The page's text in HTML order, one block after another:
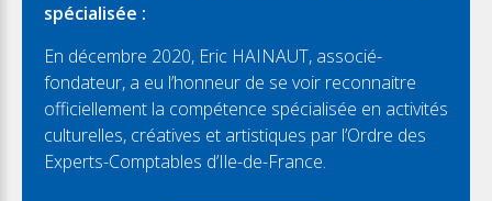
spécialisée :
En décembre 2020, Eric HAINAUT, associé-
fondateur, a eu l’honneur de se voir reconnaitre
officiellement la compétence spécialisée en activités
culturelles, créatives et artistiques par l’Ordre des
Experts-Comptables d’Ile-de-France.